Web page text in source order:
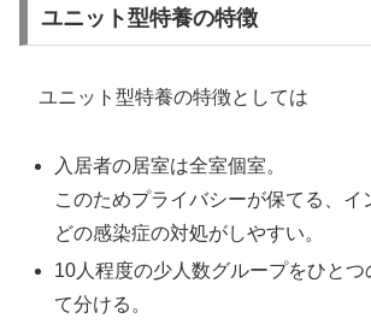
ユニット型特養の特徴
ユニット型特養の特徴としては
入居者の居室は全室個室。
このためプライバシーが保てる、イ
どの感染症の対処がしやすい。
10人程度の少人数グループをひとつ
て分ける。